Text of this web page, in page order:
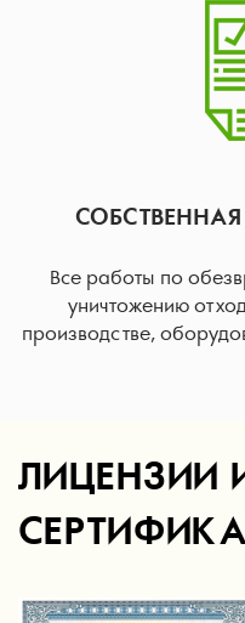
СОБСТВЕННАЯ
Все работы по
уничтожению
производстве,
ЛИЦЕНЗИИ